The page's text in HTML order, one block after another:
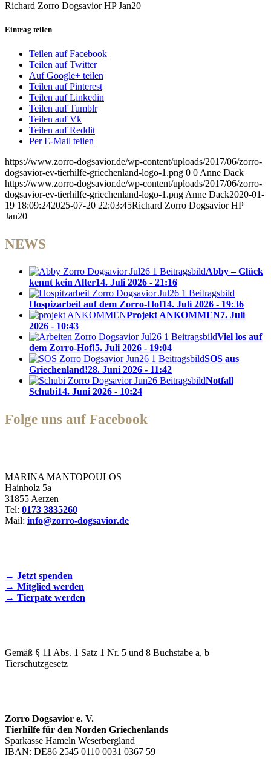
Richard Zorro Dogsavior HP Jan20
Eintrag teilen
Teilen auf Facebook
Teilen auf Twitter
Auf Google+ teilen
Teilen auf Pinterest
Teilen auf Linkedin
Teilen auf Tumblr
Teilen auf Vk
Teilen auf Reddit
Per E-Mail teilen
https://www.zorro-dogsavior.de/wp-content/uploads/2017/06/zorro-
dogsavior-ev-tierhilfe-griechenland-logo-1.png 0 0 Anne Dack
https://www.zorro-dogsavior.de/wp-content/uploads/2017/06/zorro-
dogsavior-ev-tierhilfe-griechenland-logo-1.png Anne Dack2020-01-
19 18:09:242025-07-20 22:03:45Richard Zorro Dogsavior HP
Jan20
NEWS
Abby – Glück
kennt kein Alter14. Juli 2026 - 21:16
Hospizarbeit auf dem Zorro-Hof14. Juli 2026 - 19:36
Projekt ANKOMMEN7. Juli
2026 - 10:43
Viel los auf
dem Zorro-Hof!5. Juli 2026 - 19:04
SOS aus
Griechenland!28. Juni 2026 - 11:42
Notfall
Schubi14. Juni 2026 - 10:24
Folge uns auf Facebook
MARINA MANTOPOULOS
Hainholz 5a
31855 Aerzen
Tel: 0173 3835260
Mail: info@zorro-dogsavior.de
→ Jetzt spenden
→ Mitglied werden
→ Tierpate werden
Gemäß § 11 Abs. 1 Satz 1 Nr. 5 und 8 Buchstabe a, b
Tierschutzgesetz
Zorro Dogsavior e. V.
Tierhilfe für den Norden Griechenlands
Sparkasse Hameln Weserbergland
IBAN: DE86 2545 0110 0031 0367 59